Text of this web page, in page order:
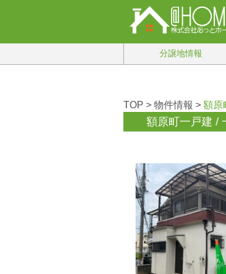
分譲地情報
TOP > 物件情報 > 額原
額原町一戸建 /